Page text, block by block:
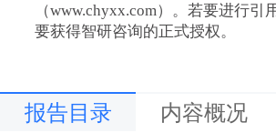
（www.chyxx.com）。若要进行引
要获得智研咨询的正式授权。
报告目录 内容概况